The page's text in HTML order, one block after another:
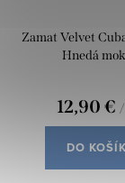
Zamat Velvet
Hnedá
12,90 €
DO